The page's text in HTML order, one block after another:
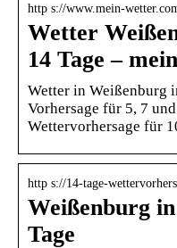
http s://www.mein-
Wetter
14 Tage –
Wetter in Weißenburg
Vorhersage für 5, 7
Wettervorhersage für
http s://14-tage-
Weißenburg
Tage